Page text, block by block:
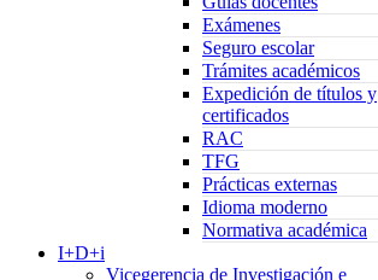
Exámenes
Seguro escolar
Trámites académicos
Expedición de títulos y
certificados
RAC
TFG
Prácticas externas
Idioma moderno
Normativa académica
I+D+i
Vicegerencia de Investigación e